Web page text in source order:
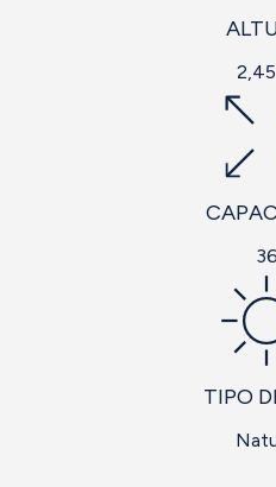
36
TIPO